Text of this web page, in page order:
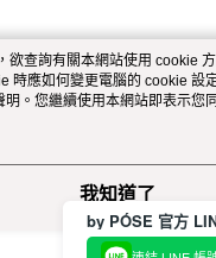
欲查詢有關本網站使用 cookie
時應如何變更電腦的 cookie 設
明。您繼續使用本網站即表示您
用 cookie。
我知道了
by PÓSE 官方